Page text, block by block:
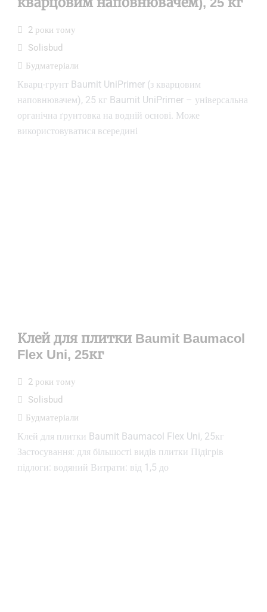
2 роки тому
Solisbud
Будматеріали
Кварц-грунт Baumit UniPrimer (з кварцовим
наповнювачем), 25 кг Baumit UniPrimer – універсальна
органічна ґрунтовка на водній основі. Може
використовуватися всередині
Клей для плитки Baumit Baumacol
Flex Uni, 25кг
2 роки тому
Solisbud
Будматеріали
Клей для плитки Baumit Baumacol Flex Uni, 25кг
Застосування: для більшості видів плитки Підігрів
підлоги: водяний Витрати: від 1,5 до